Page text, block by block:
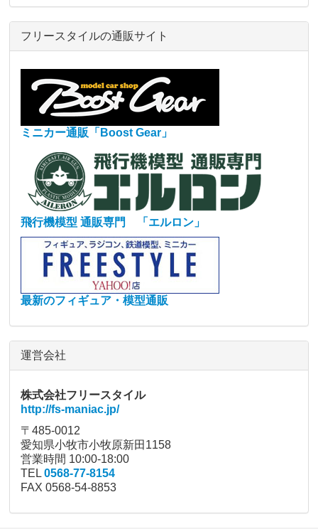
フリースタイルの通販サイト
ミニカー通販「Boost Gear」
飛行機模型 通販専門 「エルロン」
最新のフィギュア・模型通販
運営会社
株式会社フリースタイル
http://fs-maniac.jp/
〒485-0012
愛知県小牧市小牧原新田1158
営業時間 10:00-18:00
TEL0568-77-8154
FAX 0568-54-8853